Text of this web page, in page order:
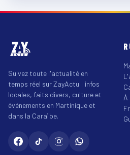
Suivez toute l'actualité en
temps réel sur ZayActu : infos
locales, faits divers, culture et
événements en Martinique et
dans la Caraïbe.
À